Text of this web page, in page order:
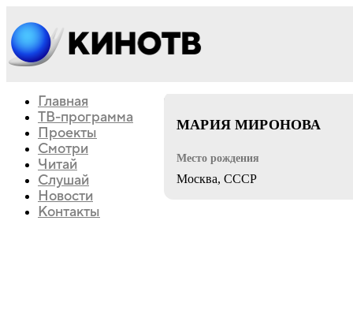
Главная
ТВ-программа
Проекты
Смотри
Читай
Слушай
Новости
Контакты
МАРИЯ МИРОНОВА
Место рождения
Москва, СССР